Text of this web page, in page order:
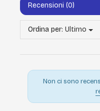
Recensioni (0)
Ordina per: Ultimo
Non ci sono